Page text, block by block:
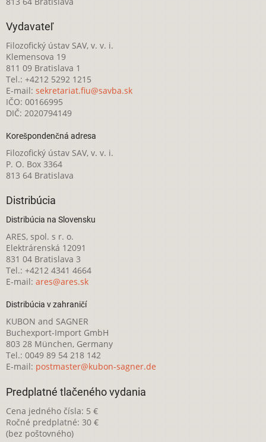
Vydavateľ
Filozofický ústav SAV, v. v. i.
Klemensova 19
811 09 Bratislava 1
Tel.: +4212 5292 1215
E-mail: sekretariat.fiu@savba.sk
IČO: 00166995
DIČ: 2020794149
Korešpondenčná adresa
Filozofický ústav SAV, v. v. i.
P. O. Box 3364
813 64 Bratislava
Distribúcia
Distribúcia na Slovensku
ARES, spol. s r. o.
Elektrárenská 12091
831 04 Bratislava 3
Tel.: +4212 4341 4664
E-mail: ares@ares.sk
Distribúcia v zahraničí
KUBON and SAGNER
Buchexport-Import GmbH
803 28 München, Germany
Tel.: 0049 89 54 218 142
E-mail: postmaster@kubon-sagner.de
Predplatné tlačeného vydania
Cena jedného čísla: 5 €
Ročné predplatné: 30 €
(bez poštovného)